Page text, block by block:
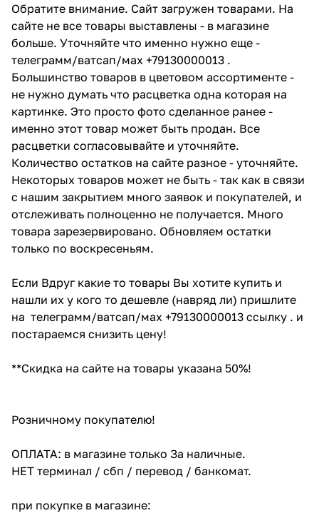
Обратите внимание. Сайт загружен товарами. На
сайте не все товары выставлены - в магазине
больше. Уточняйте что именно нужно еще -
телеграмм/ватсап/мах +79130000013 .
Большинство товаров в цветовом ассортименте -
не нужно думать что расцветка одна которая на
картинке. Это просто фото сделанное ранее -
именно этот товар может быть продан. Все
расцветки согласовывайте и уточняйте.
Количество остатков на сайте разное - уточняйте.
Некоторых товаров может не быть - так как в связи
с нашим закрытием много заявок и покупателей, и
отслеживать полноценно не получается. Много
товара зарезервировано. Обновляем остатки
только по воскресеньям.
Если Вдруг какие то товары Вы хотите купить и
нашли их у кого то дешевле (навряд ли) пришлите
на телеграмм/ватсап/мах +79130000013 ссылку . и
постараемся снизить цену!
**Скидка на сайте на товары указана 50%!
Розничному покупателю!
ОПЛАТА: в магазине только За наличные.
НЕТ терминал / сбп / перевод / банкомат.
при покупке в магазине: